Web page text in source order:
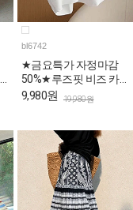
bl6742
★금요특가 자정마감
50%★루즈핏 비즈 카
라넥 반팔 블라우스
9,980원 19,980원